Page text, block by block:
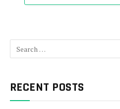
RECENT POSTS